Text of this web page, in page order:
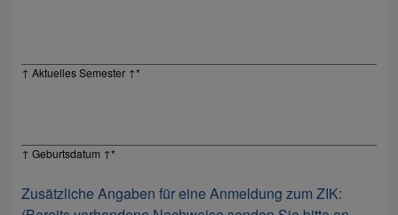
↑ Aktuelles Semester ↑*
↑ Geburtsdatum ↑*
Zusätzliche Angaben für eine Anmeldung zum ZIK: